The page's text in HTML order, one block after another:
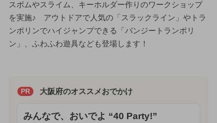
スボムやスライム、キーホルダー作りのワークショップ
を実施♪ アウトドアで人気の「スラックライン」やトラ
ンポリンでハイジャンプできる「バンジートランポリ
ン」、ふわふわ遊具なども登場します！
PR 大阪府のオススメおでかけ
みんなで、おいでよ “40 Party!”